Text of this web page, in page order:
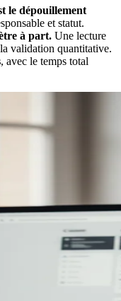
le dépouillement
et statut.
à part. Une lecture
validation quantitative.
, avec le temps total